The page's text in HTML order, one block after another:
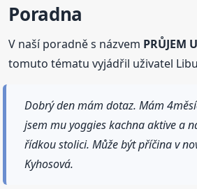
Poradna
V naší poradně s názvem PRŮJEM
tomuto tématu vyjádřil uživatel
Dobrý den mám dotaz. Mám
jsem mu yoggies kachna aktive a
řídkou stolici. Může být příčina v
Kyhosová.